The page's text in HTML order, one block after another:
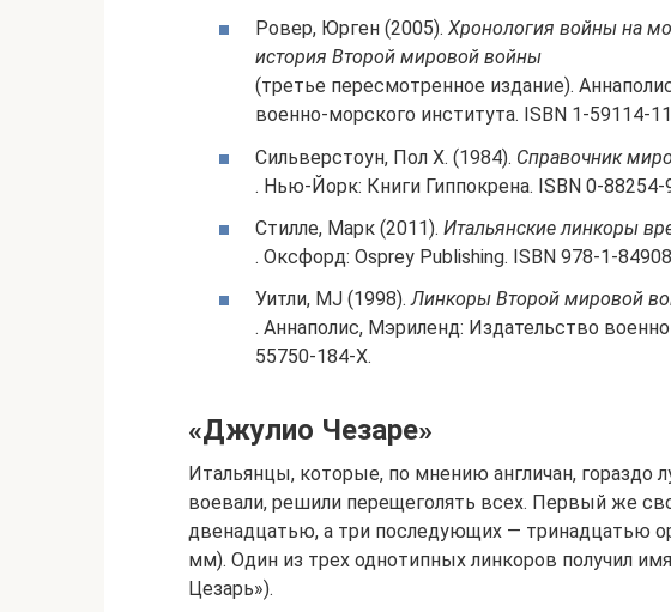
Ровер, Юрген (2005). Хронология войны на
история Второй мировой войны
(третье пересмотренное издание).
военно-морского института. ISBN 1-59114-
Сильверстоун, Пол Х. (1984). Справочник
. Нью-Йорк: Книги Гиппокрена. ISBN 0-88254-
Стилле, Марк (2011). Итальянские линкоры
. Оксфорд: Osprey Publishing. ISBN 978-1-
Уитли, MJ (1998).Линкоры Второй мировой
. Аннаполис, Мэриленд: Издательство
55750-184-Х.
«Джулио Чезаре»
Итальянцы, которые, по мнению англичан, гораздо
воевали, решили перещеголять всех. Первый же
двенадцатью, а три последующих — тринадцатью
мм). Один из трех однотипных линкоров получил
Цезарь»).